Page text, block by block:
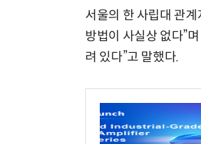
서울의 한 사립대 관
방법이 사실상 없다”
려 있다”고 말했다.